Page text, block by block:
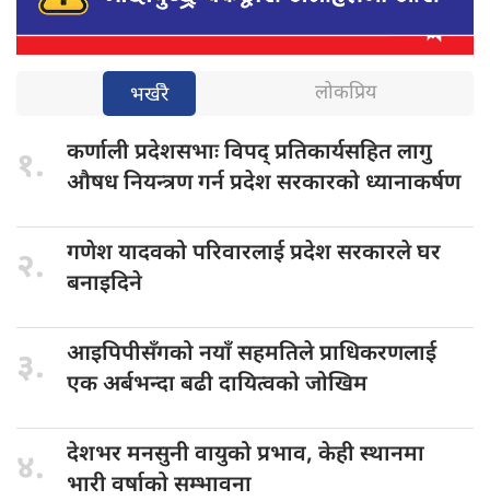
भर्खरै लोकप्रिय
१. कर्णाली प्रदेशसभाःविपद् प्रतिकार्यसहित लागु
औषध नियन्त्रण गर्न प्रदेश सरकारको ध्यानाकर्षण
२. गणेश यादवकोपरिवारलाई प्रदेश सरकारले घर
बनाइदिने
३. आइपिपीसँगको नयाँसहमतिले प्राधिकरणलाई
एक अर्बभन्दा बढी दायित्वको जोखिम
४. देशभर मनसुनीवायुको प्रभाव, केही स्थानमा
भारी वर्षाको सम्भावना